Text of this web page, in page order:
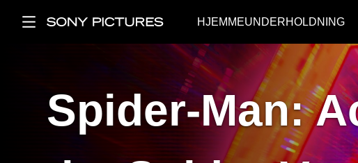
HJEMMEUNDERHOLDNING
Spider-Man: